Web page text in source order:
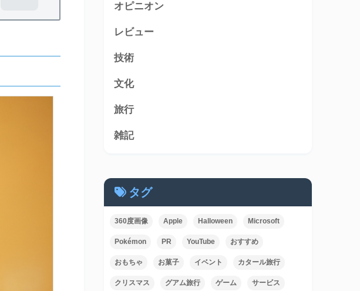
オピニオン
レビュー
技術
文化
旅行
雑記
タグ
360度画像 Apple Halloween Microsoft
Pokémon PR YouTube おすすめ
おもちゃ お菓子 イベント カタール旅行
クリスマス グアム旅行 ゲーム サービス